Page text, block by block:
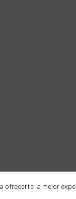
ofrecerte la mejor